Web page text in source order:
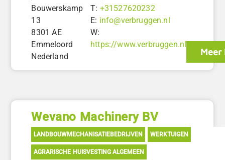
Bouwerskamp
13
8301 AE
Emmeloord
Nederland
T: +31527620232
E: info@verbruggen.nl
W:
https://www.verbruggen.nl
Meer
Wevano Machinery BV
LANDBOUWMECHANISATIEBEDRIJVEN WERKTUIGEN
AGRARISCHE HUISVESTING ALGEMEEN